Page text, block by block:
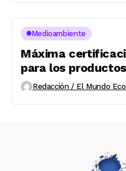
Medioambiente
Máxima
para los productos
Redacción / El Mundo